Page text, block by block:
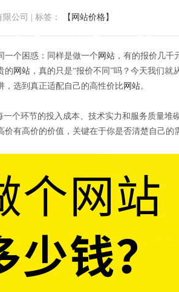
关于传承 服务范围 我们的作品
？核心原因藏在这
公司 标签： 【网站价格】
一个困惑：同样是做一个 网站 ，有的报价几
的 网站 ，真的只是“报价不同”吗？今天我们
，选到真正适配自己的高性价比 网站。
一个环节的投入成本、技术实力和服务质量
有高价的价值，关键在于你是否清楚自己的